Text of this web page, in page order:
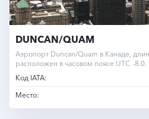
DUNCAN/QUAM
Аэропорт Duncan/Quam в Канаде,
расположен в часовом поясе UTC -8.0.
Код IATA:
Место: